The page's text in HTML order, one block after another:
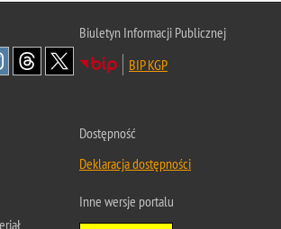
Biuletyn Informacji Publicznej
BIP KGP
Dostępność
Deklaracja dostępności
Inne wersje portalu